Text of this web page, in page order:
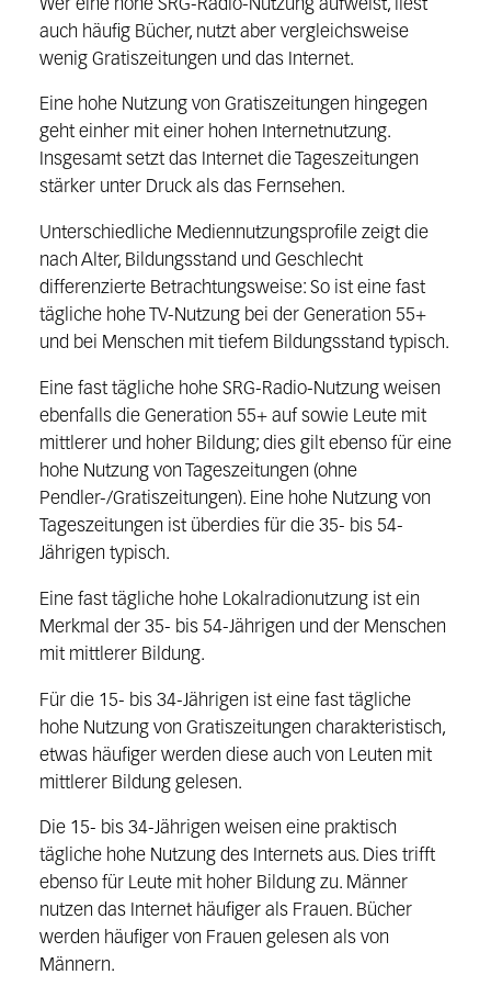
Wer eine hohe SRG-Radio-Nutzung aufweist, liest
auch häufig Bücher, nutzt aber vergleichsweise
wenig Gratiszeitungen und das Internet.
Eine hohe Nutzung von Gratiszeitungen hingegen
geht einher mit einer hohen Internetnutzung.
Insgesamt setzt das Internet die Tageszeitungen
stärker unter Druck als das Fernsehen.
Unterschiedliche Mediennutzungsprofile zeigt die
nach Alter, Bildungsstand und Geschlecht
differenzierte Betrachtungsweise: So ist eine fast
tägliche hohe TV-Nutzung bei der Generation 55+
und bei Menschen mit tiefem Bildungsstand typisch.
Eine fast tägliche hohe SRG-Radio-Nutzung weisen
ebenfalls die Generation 55+ auf sowie Leute mit
mittlerer und hoher Bildung; dies gilt ebenso für eine
hohe Nutzung von Tageszeitungen (ohne
Pendler-/Gratiszeitungen). Eine hohe Nutzung von
Tageszeitungen ist überdies für die 35- bis 54-
Jährigen typisch.
Eine fast tägliche hohe Lokalradionutzung ist ein
Merkmal der 35- bis 54-Jährigen und der Menschen
mit mittlerer Bildung.
Für die 15- bis 34-Jährigen ist eine fast tägliche
hohe Nutzung von Gratiszeitungen charakteristisch,
etwas häufiger werden diese auch von Leuten mit
mittlerer Bildung gelesen.
Die 15- bis 34-Jährigen weisen eine praktisch
tägliche hohe Nutzung des Internets aus. Dies trifft
ebenso für Leute mit hoher Bildung zu. Männer
nutzen das Internet häufiger als Frauen. Bücher
werden häufiger von Frauen gelesen als von
Männern.